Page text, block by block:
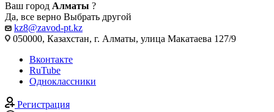
Ваш город Алматы ?
Да, все верно Выбрать другой
kz8@zavod-pt.kz
050000, Казахстан, г. Алматы, улица Макатаева 127/9
Вконтакте
RuTube
Одноклассники
Регистрация